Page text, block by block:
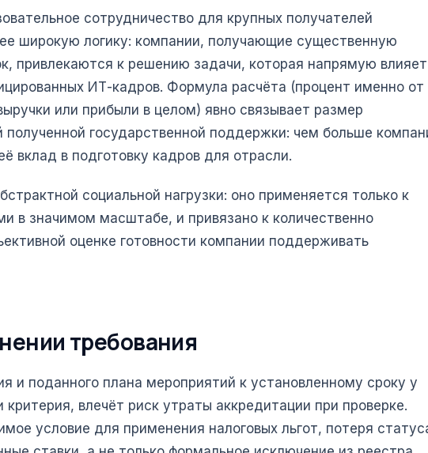
сотрудничество для крупных получателей
широкую логику: компании, получающие существенную
привлекаются к решению задачи, которая напрямую влияет
ИТ-кадров. Формула расчёта (процент именно от
или прибыли в целом) явно связывает размер
полученной государственной поддержки: чем больше
вклад в подготовку кадров для отрасли.
социальной нагрузки: оно применяется только к
в значимом масштабе, и привязано к количественно
оценке готовности компании поддерживать
требования
и поданного плана мероприятий к установленному сроку у
влечёт риск утраты аккредитации при проверке.
условие для применения налоговых льгот, потеря